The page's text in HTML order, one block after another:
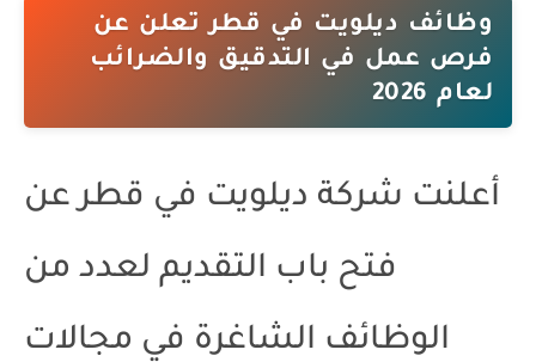
وظائف ديلويت في قطر تعلن عن
فرص عمل في التدقيق والضرائب
لعام 2026
أعلنت شركة ديلويت في قطرعن
فتح باب التقديم لعدد من
الوظائف الشاغرة في مجالات